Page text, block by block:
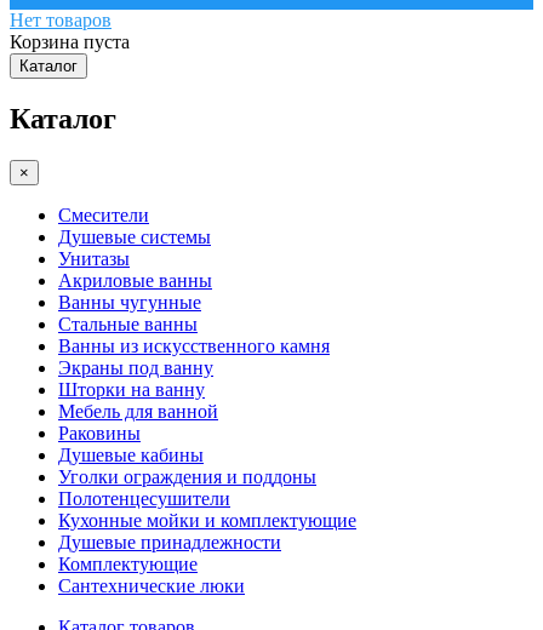
Нет товаров
Корзина пуста
Каталог
Каталог
×
Смесители
Душевые системы
Унитазы
Акриловые ванны
Ванны чугунные
Стальные ванны
Ванны из искусственного камня
Экраны под ванну
Шторки на ванну
Мебель для ванной
Раковины
Душевые кабины
Уголки ограждения и поддоны
Полотенцесушители
Кухонные мойки и комплектующие
Душевые принадлежности
Комплектующие
Сантехнические люки